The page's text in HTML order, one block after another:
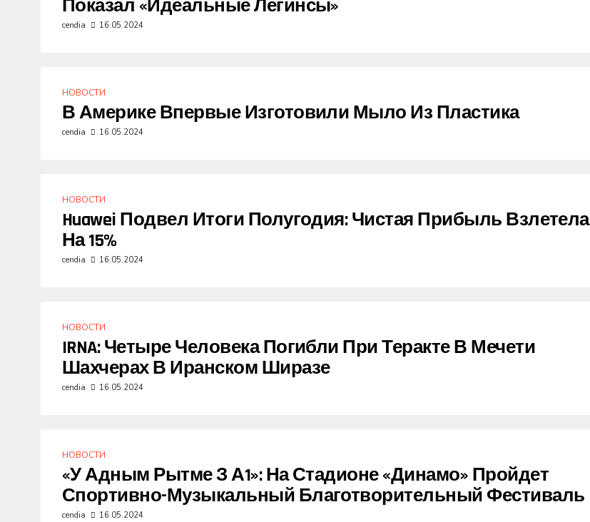
Показал «идеальные Легинсы»
cendia 16.05.2024
НОВОСТИ
В Америке Впервые Изготовили Мыло Из Пластика
cendia 16.05.2024
НОВОСТИ
Huawei Подвел Итоги Полугодия: Чистая Прибыль Взлетела
На 15%
cendia 16.05.2024
НОВОСТИ
IRNA: Четыре Человека Погибли При Теракте В Мечети
Шахчерах В Иранском Ширазе
cendia 16.05.2024
НОВОСТИ
«У Адным Рытме З А1»: На Стадионе «Динамо» Пройдет
Спортивно-Музыкальный Благотворительный Фестиваль
cendia 16.05.2024